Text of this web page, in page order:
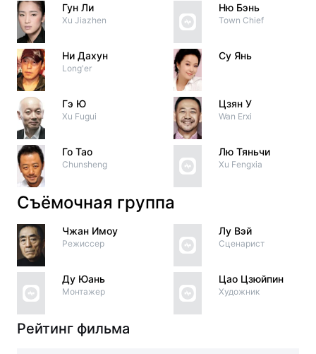
Гун Ли
Xu Jiazhen
Ни Дахун
Long'er
Гэ Ю
Xu Fugui
Го Тао
Chunsheng
Ню Бэнь
Town Chief
Су Янь
Цзян У
Wan Erxi
Лю Тяньчи
Xu Fengxia
Съёмочная группа
Чжан Имоу
Режиссер
Ду Юань
Монтажер
Лу Вэй
Сценарист
Цао Цзюйпин
Художник
Рейтинг фильма